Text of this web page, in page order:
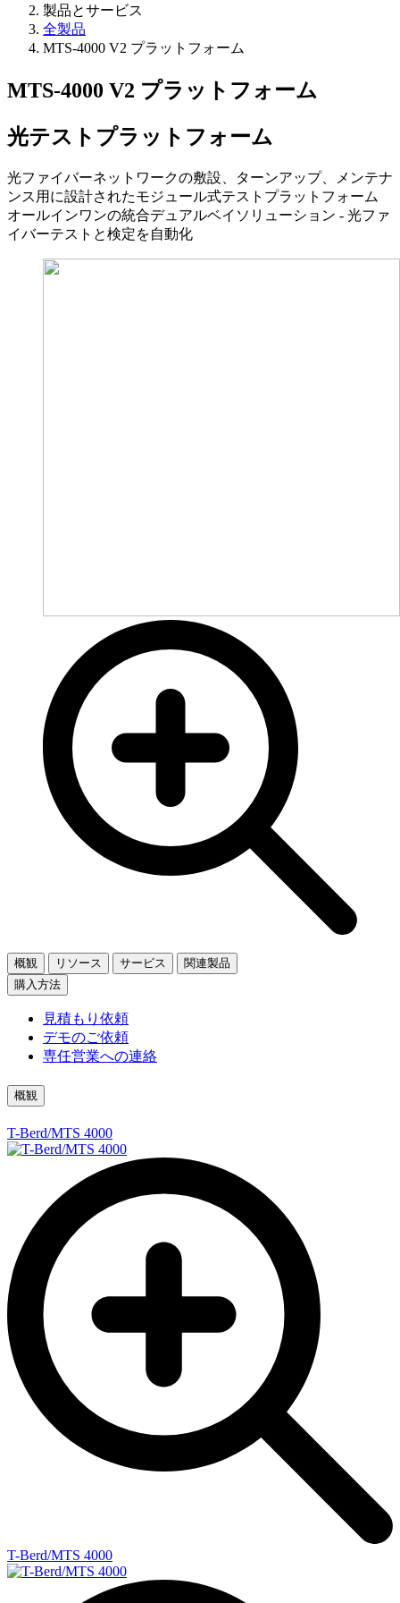
製品とサービス
全製品
MTS-4000 V2 プラットフォーム
MTS-4000 V2 プラットフォーム
光テストプラットフォーム
光ファイバーネットワークの敷設、ターンアップ、メンテナ
ンス用に設計されたモジュール式テストプラットフォーム
オールインワンの統合デュアルベイソリューション - 光ファ
イバーテストと検定を自動化
概観 リソース サービス
関連製品
購入方法
見積もり依頼
デモのご依頼
専任営業への連絡
概観
T-Berd/MTS 4000
T-Berd/MTS 4000